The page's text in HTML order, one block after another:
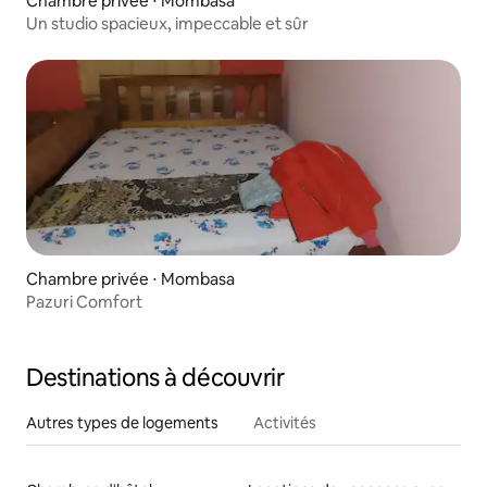
Un studio spacieux, impeccable et sûr
Chambre privée ⋅ Mombasa
Pazuri Comfort
Destinations à découvrir
Autres types de logements Activités